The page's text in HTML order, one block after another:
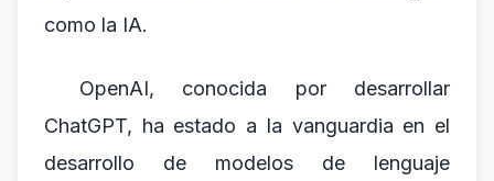
como la IA.
OpenAI, conocida por desarrollar
ChatGPT, ha estado a la vanguardia en el
desarrollo de modelos de lenguaje